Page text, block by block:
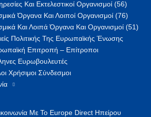
Και Εκτελεστικοί Οργανισμοί (56)
Όργανα Και Λοιποί Οργανισμοί (76)
Και Λοιπά Όργανα Και Οργανισμοί (51)
Πολιτικής Της Ευρωπαϊκής Ένωσης
Επιτροπή – Επίτροποι
Ευρωβουλευτές
Χρήσιμοι Σύνδεσμοι
Με Το Europe Direct Ηπείρου